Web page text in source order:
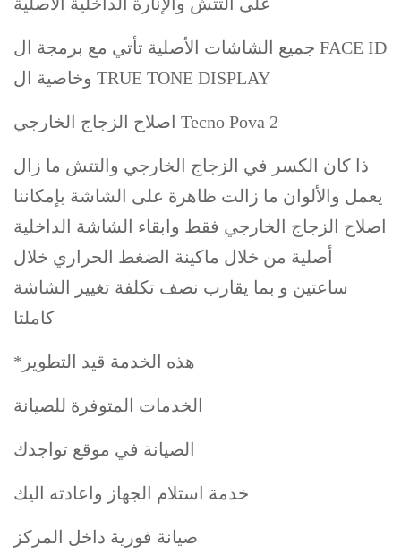
جميع الشاشات الأصلية تأتي مع برمجة ال FACE ID
وخاصية ال TRUE TONE DISPLAY
اصلاح الزجاج الخارجي Tecno Pova 2
ذا كان الكسر في الزجاج الخارجي والتتش ما زال
يعمل والألوان ما زالت ظاهرة على الشاشة بإمكاننا
اصلاح الزجاج الخارجي فقط وابقاء الشاشة الداخلية
أصلية من خلال ماكينة الضغط الحراري خلال
ساعتين و بما يقارب نصف تكلفة تغيير الشاشة
كاملتا
*هذه الخدمة قيد التطوير
الخدمات المتوفرة للصيانة
الصيانة في موقع تواجدك
خدمة استلام الجهاز واعادته اليك
صيانة فورية داخل المركز